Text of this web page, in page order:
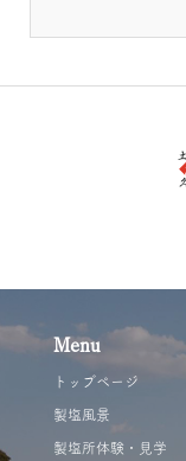
Menu
トップページ
製塩風景
製塩所体験・見学